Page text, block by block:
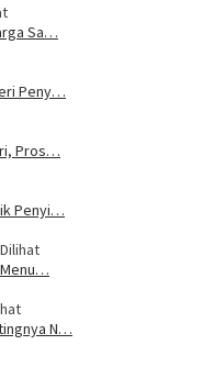
Sa…
Peny…
Pros…
Penyi…
N…